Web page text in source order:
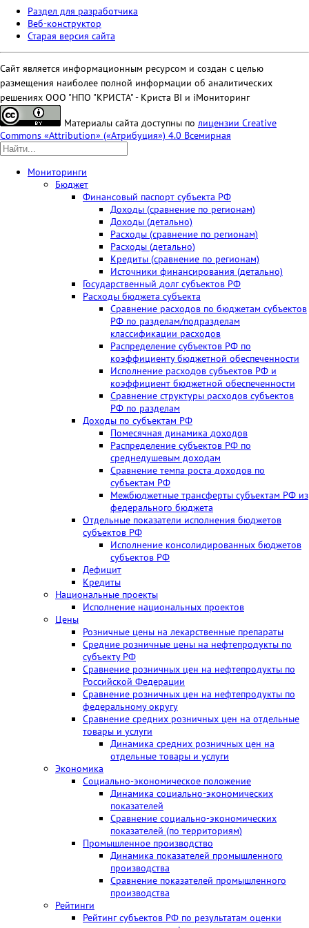
Раздел для разработчика
Веб-конструктор
Старая версия сайта
Сайт является информационным ресурсом и создан с целью
размещения наиболее полной информации об аналитических
решениях ООО "НПО "КРИСТА" - Криста BI и iМониторинг
Материалы сайта доступны по лицензии Creative
Commons «Attribution» («Атрибуция») 4.0 Всемирная
Мониторинги
Бюджет
Финансовый паспорт субъекта РФ
Доходы (сравнение по регионам)
Доходы (детально)
Расходы (сравнение по регионам)
Расходы (детально)
Кредиты (сравнение по регионам)
Источники финансирования (детально)
Государственный долг субъектов РФ
Расходы бюджета субъекта
Сравнение расходов по бюджетам субъектов
РФ по разделам/подразделам
классификации расходов
Распределение субъектов РФ по
коэффициенту бюджетной обеспеченности
Исполнение расходов субъектов РФ и
коэффициент бюджетной обеспеченности
Сравнение структуры расходов субъектов
РФ по разделам
Доходы по субъектам РФ
Помесячная динамика доходов
Распределение субъектов РФ по
среднедушевым доходам
Сравнение темпа роста доходов по
субъектам РФ
Межбюджетные трансферты субъектам РФ из
федерального бюджета
Отдельные показатели исполнения бюджетов
субъектов РФ
Исполнение консолидированных бюджетов
субъектов РФ
Дефицит
Кредиты
Национальные проекты
Исполнение национальных проектов
Цены
Розничные цены на лекарственные препараты
Средние розничные цены на нефтепродукты по
субъекту РФ
Сравнение розничных цен на нефтепродукты по
Российской Федерации
Сравнение розничных цен на нефтепродукты по
федеральному округу
Сравнение средних розничных цен на отдельные
товары и услуги
Динамика средних розничных цен на
отдельные товары и услуги
Экономика
Социально-экономическое положение
Динамика социально-экономических
показателей
Сравнение социально-экономических
показателей (по территориям)
Промышленное производство
Динамика показателей промышленного
производства
Сравнение показателей промышленного
производства
Рейтинги
Рейтинг субъектов РФ по результатам оценки